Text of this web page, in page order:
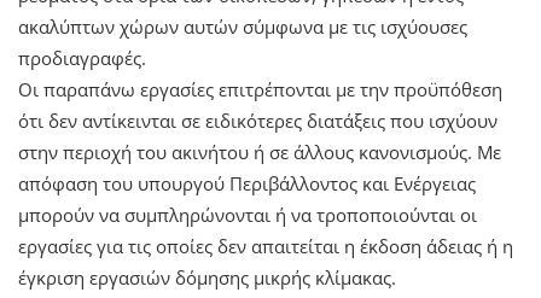
ακαλύπτων χώρων αυτών σύμφωνα με τις ισχύουσες
προδιαγραφές.
Οι παραπάνω εργασίες επιτρέπονται με την προϋπόθεση
ότι δεν αντίκεινται σε ειδικότερες διατάξεις που ισχύουν
στην περιοχή του ακινήτου ή σε άλλους κανονισμούς. Με
απόφαση του υπουργού Περιβάλλοντος και Ενέργειας
μπορούν να συμπληρώνονται ή να τροποποιούνται οι
εργασίες για τις οποίες δεν απαιτείται η έκδοση άδειας ή η
έγκριση εργασιών δόμησης μικρής κλίμακας.